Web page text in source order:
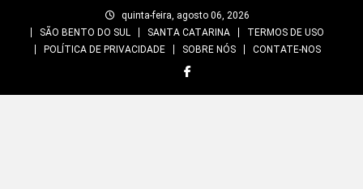
quinta-feira, agosto 06, 2026
SÃO BENTO DO SUL
SANTA CATARINA
TERMOS DE USO
POLÍTICA DE PRIVACIDADE
SOBRE NÓS CONTATE-NOS